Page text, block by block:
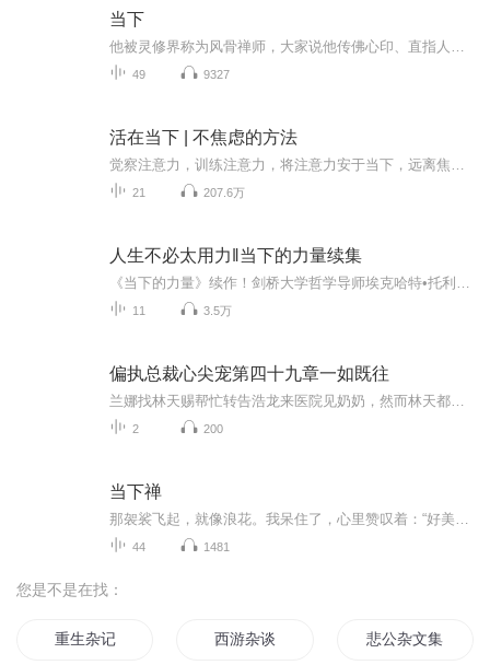
当下
49 9327
活在当下 | 不焦虑的方法
21 207.6万
人生不必太用力‖当下的力量续集
11 3.5万
偏执总裁心尖宠第四十九章一如既往
2 200
当下禅
44 1481
您是不是在找：
重生杂记 西游杂谈 悲公杂文集